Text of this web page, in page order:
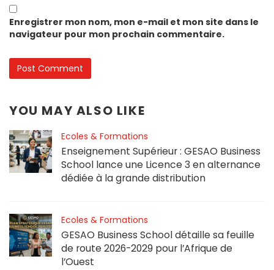
Enregistrer mon nom, mon e-mail et mon site dans le
navigateur pour mon prochain commentaire.
YOU MAY ALSO LIKE
Ecoles & Formations
Enseignement Supérieur : GESAO Business
School lance une Licence 3 en alternance
dédiée à la grande distribution
Ecoles & Formations
GESAO Business School détaille sa feuille
de route 2026-2029 pour l’Afrique de
l’Ouest